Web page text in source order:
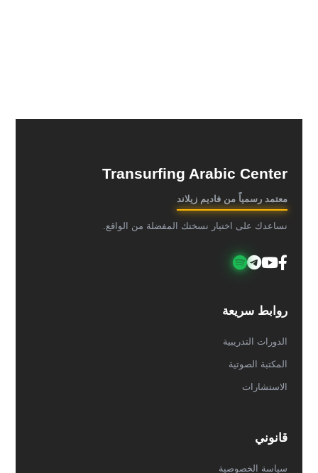
Transurfing Arabic Center
معتمد رسمياً من فاديم زيلاند
نساعدك على اختيار نسختك المفضلة من الواقع.
روابط سريعة
الدورات التدريبية
المكتبة الصوتية
الاستشارات
قانوني
سياسة الخصوصية